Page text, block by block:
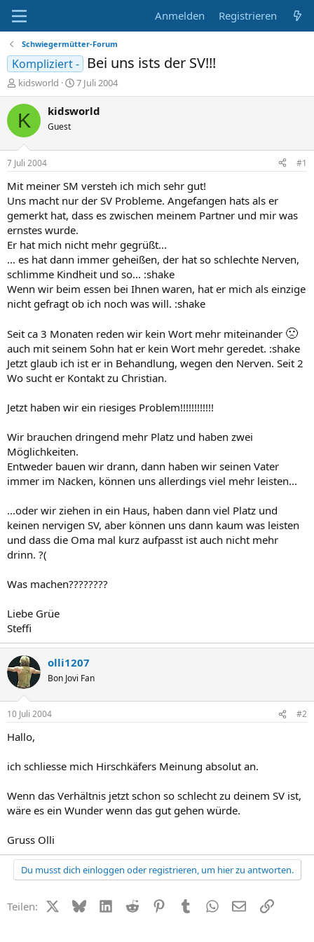
Anmelden Registrieren
Schwiegermütter-Forum
Kompliziert - Bei uns ists der SV!!!
E
r
s
e
r
kidsworld
E
r
s
t
a
7 Juli 2004
K kidsworld
Guest
7 Juli 2004 #1
Mit meiner SM versteh ich mich sehr gut!
Uns macht nur der SV Probleme. Angefangen hats als er
gemerkt hat, dass es zwischen meinem Partner und mir was
ernstes wurde.
Er hat mich nicht mehr gegrüßt...
... es hat dann immer geheißen, der hat so schlechte Nerven,
schlimme Kindheit und so... :shake
Wenn wir beim essen bei Ihnen waren, hat er mich als einzige
nicht gefragt ob ich noch was will. :shake
Seit ca 3 Monaten reden wir kein Wort mehr miteinander 🙁
auch mit seinem Sohn hat er kein Wort mehr geredet. :shake
Jetzt glaub ich ist er in Behandlung, wegen den Nerven. Seit 2
Wo sucht er Kontakt zu Christian.
Jetzt haben wir ein riesiges Problem!!!!!!!!!!!!
Wir brauchen dringend mehr Platz und haben zwei
Möglichkeiten.
Entweder bauen wir drann, dann haben wir seinen Vater
immer im Nacken, können uns allerdings viel mehr leisten...
...oder wir ziehen in ein Haus, haben dann viel Platz und
keinen nervigen SV, aber können uns dann kaum was leisten
und dass die Oma mal kurz aufpasst ist auch nicht mehr
drinn. ?(
Was machen????????
Liebe Grüe
Steffi
olli1207
Bon Jovi Fan
10 Juli 2004 #2
Hallo,
ich schliesse mich Hirschkäfers Meinung absolut an.
Wenn das Verhältnis jetzt schon so schlecht zu deinem SV ist,
wäre es ein Wunder wenn das gut gehen würde.
Gruss Olli
Du musst dich einloggen oder registrieren, um hier zu antworten.
Teilen: X (Twitter)
BlueskyLinkedIn
Reddit PinterestTumblr WhatsApp
E-MailLink